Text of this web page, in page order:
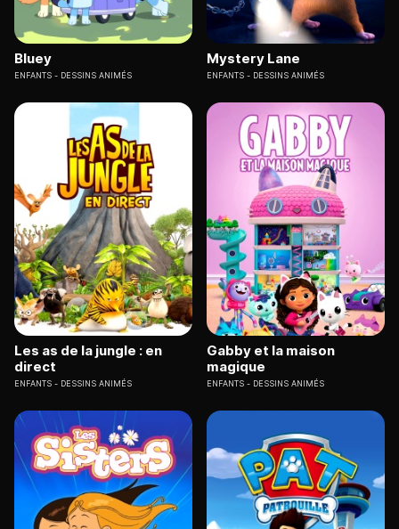
Bluey
ENFANTS DESSINS ANIMÉS
Mystery Lane
ENFANTS DESSINS ANIMÉS
Les as de la jungle : en
direct
ENFANTS DESSINS ANIMÉS
Gabby et la maison
magique
ENFANTS DESSINS ANIMÉS